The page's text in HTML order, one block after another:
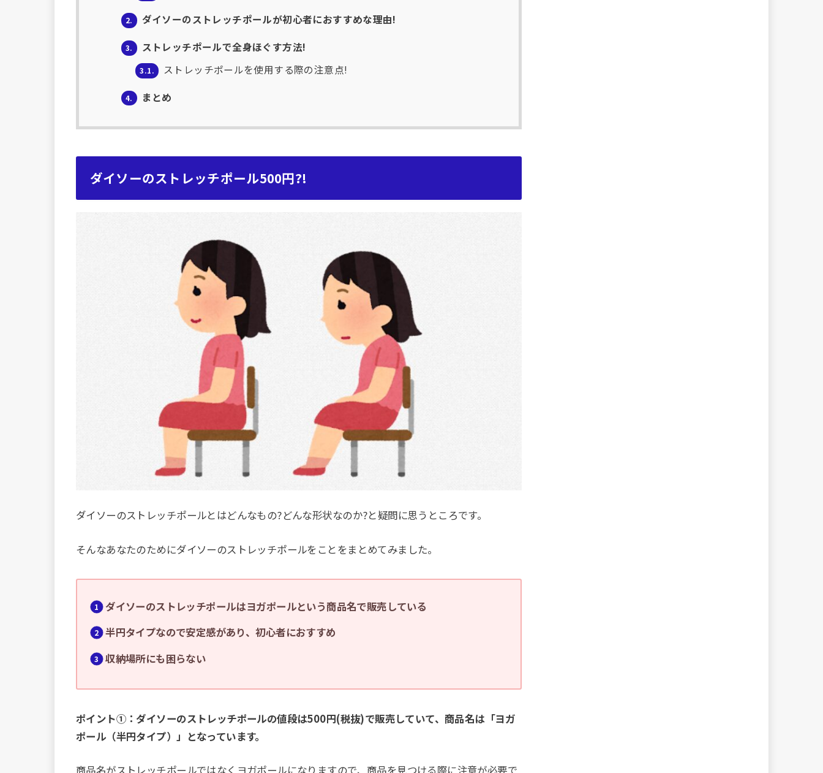
2. ダイソーのストレッチポールが初心者におすすめな理由!
3. ストレッチポールで全身ほぐす方法!
3.1. ストレッチポールを使用する際の注意点!
4. まとめ
ダイソーのストレッチポール500円?!
ダイソーのストレッチポールとはどんなもの?どんな形状なのか?と疑問に思うところです。
そんなあなたのためにダイソーのストレッチポールをことをまとめてみました。
ダイソーのストレッチポールはヨガポールという商品名で販売している
半円タイプなので安定感があり、初心者におすすめ
収納場所にも困らない
ポイント①：ダイソーのストレッチポールの値段は500円(税抜)で販売していて、商品名は「ヨガ
ポール（半円タイプ）」となっています。
商品名がストレッチポールではなくヨガポールになりますので、商品を見つける際に注意が必要で